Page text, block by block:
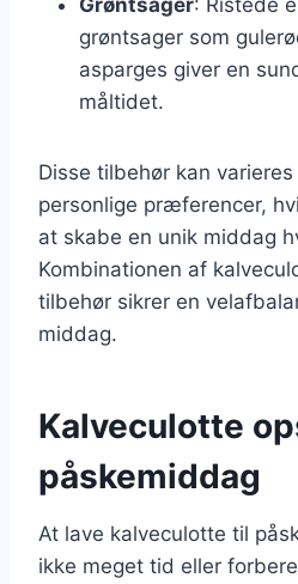
grøntsager som
asparges giver en
måltidet.
Disse tilbehør kan
personlige præferencer,
at skabe en unik middag
Kombinationen af
tilbehør sikrer en
middag.
Kalveculotte
påskemiddag
At lave kalveculotte til
ikke meget tid eller